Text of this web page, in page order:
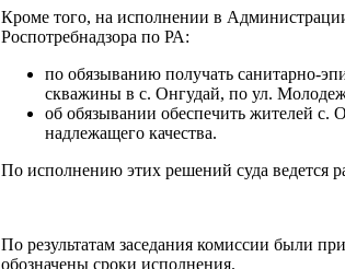
Кроме того, на исполнении в
Роспотребнадзора по РА:
по обязыванию получать санитарно-
скважины в с. Онгудай, по ул.
об обязывании обеспечить жителей
надлежащего качества.
По исполнению этих решений суда ведется
По результатам заседания комиссии были
обозначены сроки исполнения.